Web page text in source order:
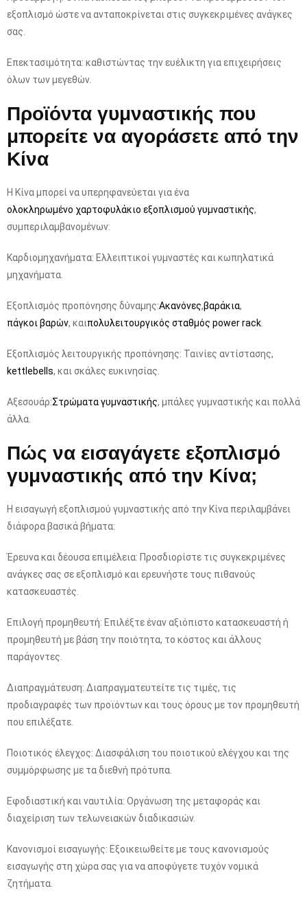
εξοπλισμό ώστε να ανταποκρίνεται στις συγκεκριμένες ανάγκες
σας.
Επεκτασιμότητα: καθιστώντας την ευέλικτη για επιχειρήσεις
όλων των μεγεθών.
Προϊόντα γυμναστικής που
μπορείτε να αγοράσετε από την
Κίνα
Η Κίνα μπορεί να υπερηφανεύεται για ένα
ολοκληρωμένο χαρτοφυλάκιο εξοπλισμού γυμναστικής,
συμπεριλαμβανομένων:
Καρδιομηχανήματα: Ελλειπτικοί γυμναστές και κωπηλατικά
μηχανήματα.
Εξοπλισμός προπόνησης δύναμης:Ακανόνες,βαράκια,
πάγκοι βαρών, καιπολυλειτουργικός σταθμός power rack
Εξοπλισμός λειτουργικής προπόνησης: Ταινίες αντίστασης,
kettlebells, και σκάλες ευκινησίας.
Αξεσουάρ:Στρώματα γυμναστικής, μπάλες γυμναστικής και πολλά
άλλα.
Πώς να εισαγάγετε εξοπλισμό
γυμναστικής από την Κίνα;
Η εισαγωγή εξοπλισμού γυμναστικής από την Κίνα περιλαμβάνει
διάφορα βασικά βήματα:
Έρευνα και δέουσα επιμέλεια: Προσδιορίστε τις συγκεκριμένες
ανάγκες σας σε εξοπλισμό και ερευνήστε τους πιθανούς
κατασκευαστές.
Επιλογή προμηθευτή: Επιλέξτε έναν αξιόπιστο κατασκευαστή ή
προμηθευτή με βάση την ποιότητα, το κόστος και άλλους
παράγοντες.
Διαπραγμάτευση: Διαπραγματευτείτε τις τιμές, τις
προδιαγραφές των προϊόντων και τους όρους με τον προμηθευτή
που επιλέξατε.
Ποιοτικός έλεγχος: Διασφάλιση του ποιοτικού ελέγχου και της
συμμόρφωσης με τα διεθνή πρότυπα.
Εφοδιαστική και ναυτιλία: Οργάνωση της μεταφοράς και
διαχείριση των τελωνειακών διαδικασιών.
Κανονισμοί εισαγωγής: Εξοικειωθείτε με τους κανονισμούς
εισαγωγής στη χώρα σας για να αποφύγετε τυχόν νομικά
ζητήματα.